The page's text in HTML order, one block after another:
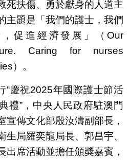
死扶傷、勇於獻身的人道主
主題是「我們的護士，我們
促進經濟發展」（Our
Caring for nurses
）。
“慶祝2025年國際護士節活
禮”，中央人民政府駐澳門
宣傳文化部殷汝濤副部長，
生局羅奕龍局長、郭昌宇、
出席活動並擔任頒奬嘉賓，